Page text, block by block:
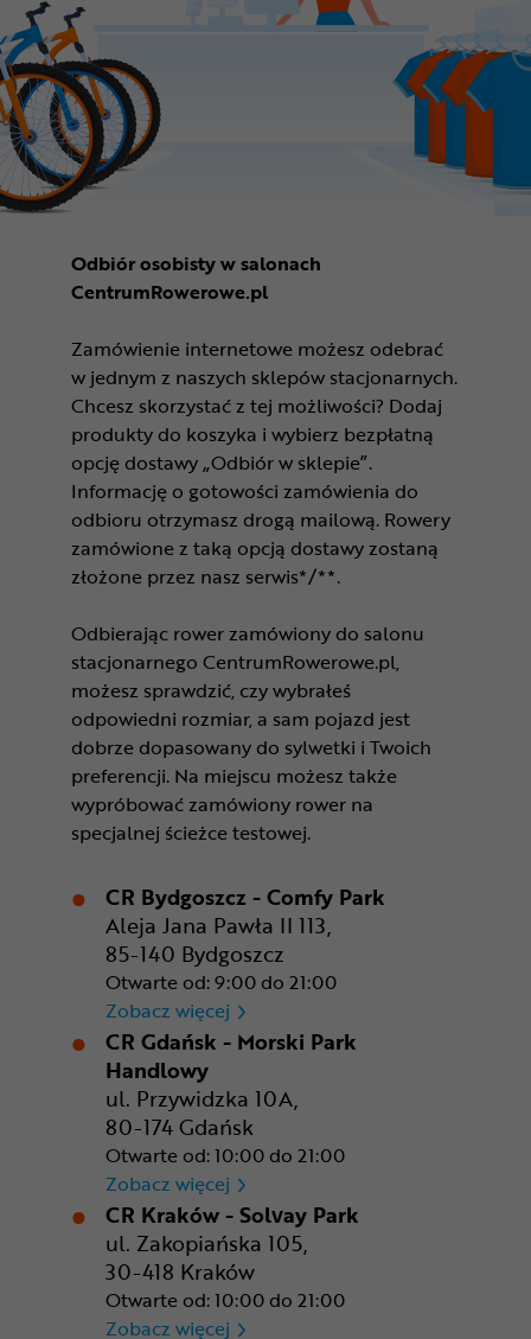
Odbiór osobisty w salonach
CentrumRowerowe.pl
Zamówienie internetowe możesz odebrać
w jednym z naszych sklepów stacjonarnych.
Chcesz skorzystać z tej możliwości? Dodaj
produkty do koszyka i wybierz bezpłatną
opcję dostawy „Odbiór w sklepie”.
Informację o gotowości zamówienia do
odbioru otrzymasz drogą mailową. Rowery
zamówione z taką opcją dostawy zostaną
złożone przez nasz serwis*/**.
Odbierając rower zamówiony do salonu
stacjonarnego CentrumRowerowe.pl,
możesz sprawdzić, czy wybrałeś
odpowiedni rozmiar, a sam pojazd jest
dobrze dopasowany do sylwetki i Twoich
preferencji. Na miejscu możesz także
wypróbować zamówiony rower na
specjalnej ścieżce testowej.
CR Bydgoszcz - Comfy Park
Aleja Jana Pawła II 113,
85-140 Bydgoszcz
Otwarte od: 9:00 do 21:00
Zobacz więcej CR Bydgoszcz - Comfy Park
CR Gdańsk - Morski Park
Handlowy
ul. Przywidzka 10A,
80-174 Gdańsk
Otwarte od: 10:00 do 21:00
Zobacz więcej CR Gdańsk - Morski Park
CR Kraków - Solvay Park
ul. Zakopiańska 105,
30-418 Kraków
Otwarte od: 10:00 do 21:00
Zobacz więcej CR Kraków - Solvay Park